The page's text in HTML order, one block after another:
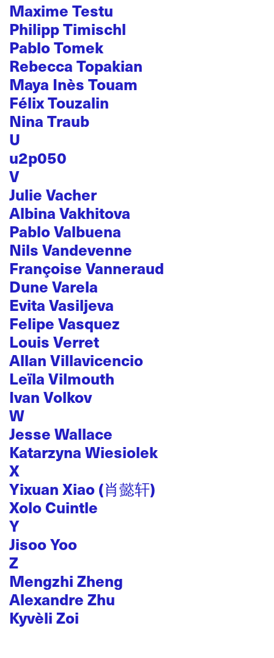
Maxime Testu
Philipp Timischl
Pablo Tomek
Rebecca Topakian
Maya Inès Touam
Félix Touzalin
Nina Traub
U
u2p050
V
Julie Vacher
Albina Vakhitova
Pablo Valbuena
Nils Vandevenne
Françoise Vanneraud
Dune Varela
Evita Vasiljeva
Felipe Vasquez
Louis Verret
Allan Villavicencio
Leïla Vilmouth
Ivan Volkov
W
Jesse Wallace
Katarzyna Wiesiolek
X
Yixuan Xiao (肖懿轩)
Xolo Cuintle
Y
Jisoo Yoo
Z
Mengzhi Zheng
Alexandre Zhu
Kyvèli Zoi